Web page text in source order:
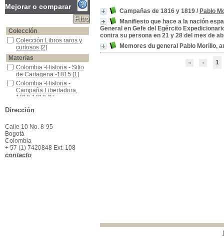
Campañas de 1816 y 1819 / Pablo
Manifiesto que hace a la nación
General en Gefe del Egército
contra su persona en 21 y 28 del mes de
Memores du general Pablo Morillo,
1
Mejorar o comparar
Colección
Colección Libros raros y curiosos
Colección Libros raros y
curiosos [2]
Materias
Colombia -Historia - Sitio de Cartagena -1815
Colombia -Historia - Sitio
de Cartagena -1815 [1]
Colombia -Historia -Campaña Libertadora, 1818-1819
Colombia -Historia -
Campaña Libertadora,
1818-1819 [1]
Colombia -Historia -Guerra de Independencia--1810-1819
Colombia -Historia -
Guerra de Independencia-
Colombia -Historia -Guerra de Independencia, 1810-1822
Colombia -Historia -
Guerra de Independencia,
1810-1822
Colombia -Historia -Reconquista Española, 1815-1819
Colombia -Historia -
Reconquista Española,
Dirección
Calle 10 No. 8-95
Bogotá
Colombia
+ 57 (1) 7420848 Ext. 108
contacto